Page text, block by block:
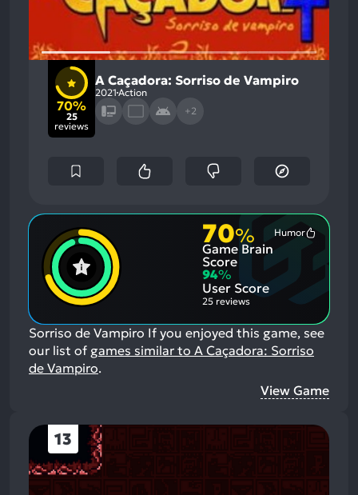
70%
25
reviews
A Caçadora: Sorriso de Vampiro
2021 Action
+2
70%
Game Brain
Score
Humor
94%
User Score
25 reviews
Sorriso de Vampiro If you enjoyed this game, see
our list of games similar to A Caçadora: Sorriso
de Vampiro.
View Game
13